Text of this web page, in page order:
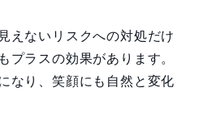
えないリスクへの対処だけ
プラスの効果があります。
なり、笑顔にも自然と変化